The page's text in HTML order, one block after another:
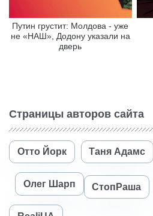
Путин грустит: Молдова - уже
не «НАШ», Додону указали на
дверь
Страницы авторов сайта
Отто Йорк Таня Адамс
Олег Шарп СтопРаша